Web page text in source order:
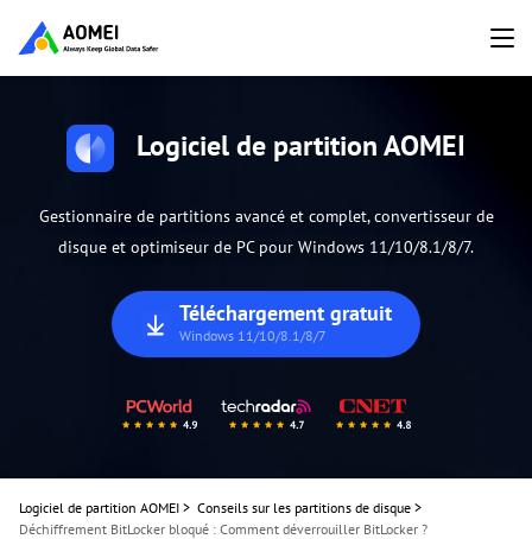
Logiciel de partition AOMEI
Gestionnaire de partitions avancé et complet, convertisseur de
disque et optimiseur de PC pour Windows 11/10/8.1/8/7.
Téléchargement gratuit
Windows 11/10/8.1/8/7
Logiciel de partition AOMEI > Conseils sur les partitions de disque >
Déchiffrement BitLocker bloqué : Comment déverrouiller BitLocker ?